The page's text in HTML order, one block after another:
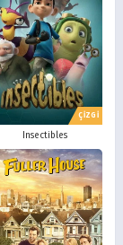
ÇİZGİ
Insectibles